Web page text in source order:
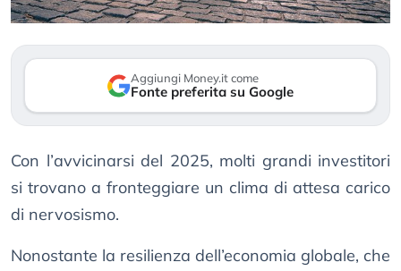
Aggiungi Money.it come
Fonte preferita su Google
Con l’avvicinarsi del 2025, molti grandi investitori
si trovano a fronteggiare un clima di attesa carico
di nervosismo.
Nonostante la resilienza dell’economia globale, che